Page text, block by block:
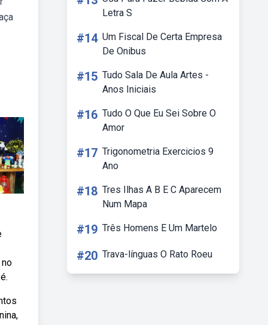
Letra S
#14 Um Fiscal De Certa Empresa
De Onibus
#15 Tudo Sala De Aula Artes -
Anos Iniciais
#16 Tudo O Que Eu Sei Sobre O
Amor
#17 Trigonometria Exercicios 9
Ano
#18 Tres Ilhas A B E C Aparecem
Num Mapa
#19 Três Homens E Um Martelo
#20 Trava-línguas O Rato Roeu